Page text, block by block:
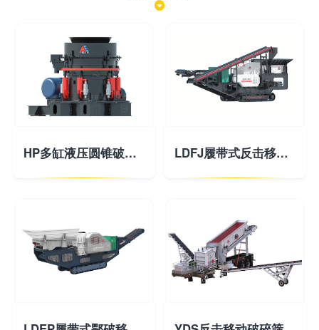
HP多缸液压圆锥破碎机 LDFJ履带式反击移动破碎站